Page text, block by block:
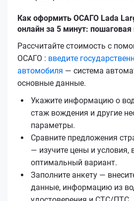
Как оформить ОСАГО Lada
онлайн за 5 минут: пошаговая
Рассчитайте стоимость с
ОСАГО : введите
автомобиля — система
основные данные.
Укажите информацию о
стаж вождения и другие
параметры.
Сравните предложения
— изучите цены и условия,
оптимальный вариант.
Заполните анкету —
данные, информацию из